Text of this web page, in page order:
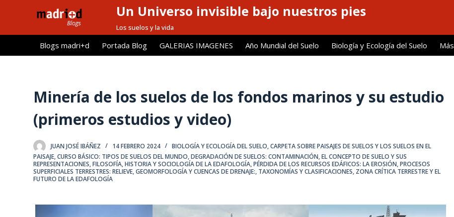
l
Un Universo invisible bajo nuestros pies
Los suelos y la vida
Blogs madri+d Portada Blog GALERIAS IMAGENES Año Mundial del Suelo Biología y Ecología del Suelo Más
Minería de los suelos de los fondos marinos y su estudio
(primeros estudios y video)
JUAN JOSÉ IBÁÑEZ 14 FEBRERO 2024 BIOLOGÍA Y ECOLOGÍA DEL SUELO,CARPETA SOBRE PAISAJES DE SUELOS Y LOS SUELOS EN EL
PAISAJE,CURSO BÁSICO: TIPOS DE SUELOS DEL MUNDO,DEGRADACIÓN DE SUELOS: CONTAMINACIÓN,EL CONCEPTO DE SUELO Y SUS
REPRESENTACIONES,FILOSOFÍA, HISTORIA Y SOCIOLOGÍA DE LA EDAFOLOGÍA,PÉRDIDA DE LOS RECURSOS EDÁFICOS: LA EROSIÓN,PROCESOS
SUPERFICIALES TERRESTRES: RELIEVE, GEOMORFOLOGÍA Y CUENCAS DE DRENAJE:, TAXONOMÍAS Y CLASIFICACIONES, ZONA CRÍTICA TERRESTRE Y EL
FUTURO DE LA EDAFOLOGÍA